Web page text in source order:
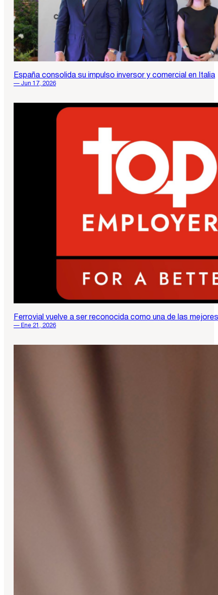
España consolida su impulso inversor y comercial en Italia
— Jun 17, 2026
Ferrovial vuelve a ser reconocida como una de las
— Ene 21, 2026